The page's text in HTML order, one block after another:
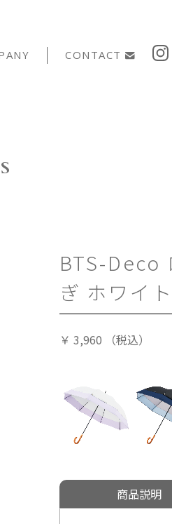
CONTACT
BTS-Deco
ぎ ホワイト
￥ 3,960 （税込）
商品説明